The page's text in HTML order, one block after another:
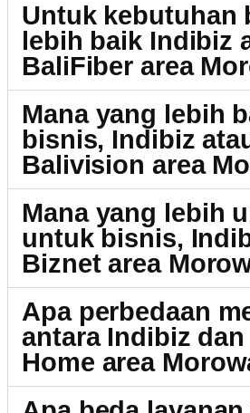
Untuk kebutuhan
lebih baik Indibiz
BaliFiber area
Mana yang lebih
bisnis, Indibiz
Balivision area
Mana yang lebih
untuk bisnis,
Biznet area
Apa perbedaan
antara Indibiz
Home area